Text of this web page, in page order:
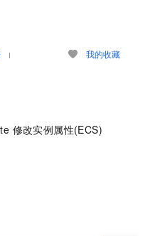
我的收藏
修改实例属性(ECS)